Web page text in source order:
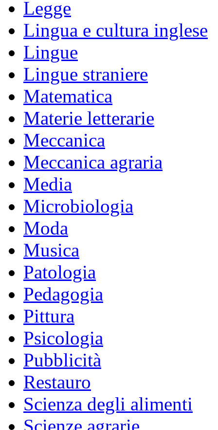
Legge
Lingua e cultura inglese
Lingue
Lingue straniere
Matematica
Materie letterarie
Meccanica
Meccanica agraria
Media
Microbiologia
Moda
Musica
Patologia
Pedagogia
Pittura
Psicologia
Pubblicità
Restauro
Scienza degli alimenti